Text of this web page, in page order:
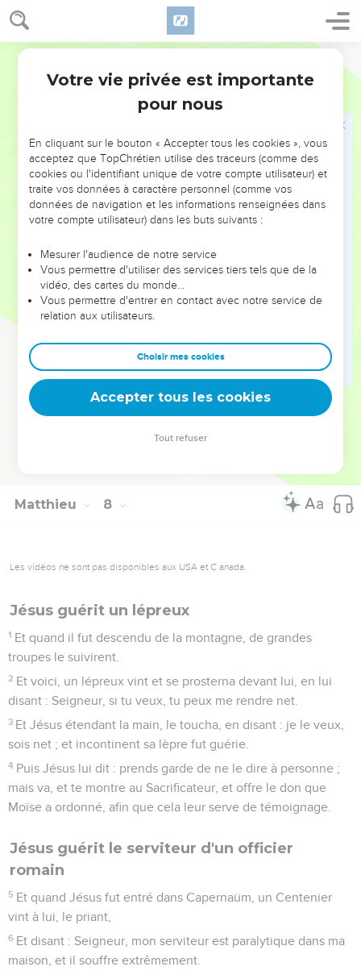
Matthieu 7
jamais reconnus ; retirez-vous de moi, vous qui vous
adonnez à l'iniquité.
Quiconque entend donc ces paroles que je dis, et les met
en pratique, je le comparerai à l'homme prudent qui a bâti sa
Et lorsque la pluie est tombée, et que les torrents sont
venus, et que les vents ont soufflé, et ont donné contre cette
maison, elle n'est point tombée, parce qu'elle était fondée
met point en pratique, sera semblable à l'homme insensé,
qui a bâti sa maison sur le sable ;
Et lorsque la pluie est tombée, et que les torrents sont
venus, et que les vents ont soufflé, et ont donné contre cette
L'autorité de Jésus
Or il arriva que quand Jésus eut achevé ce discours, les
Matthieu 8
Les vidéos ne sont pas disponibles aux USA et C anada.
Jésus guérit un lépreux
1 Et quand il fut descendu de la montagne, de grandes
troupes le suivirent.
2 Et voici, un lépreux vint et se prosterna devant lui, en lui
disant : Seigneur, si tu veux, tu peux me rendre net.
3 Et Jésus étendant la main, le toucha, en disant : je le veux,
sois net ; et incontinent sa lèpre fut guérie.
4 Puis Jésus lui dit : prends garde de ne le dire à personne ;
mais va, et te montre au Sacrificateur, et offre le don que
Moïse a ordonné, afin que cela leur serve de témoignage.
Jésus guérit le serviteur d'un officier
romain
5 Et quand Jésus fut entré dans Capernaüm, un Centenier
vint à lui, le priant,
6 Et disant : Seigneur, mon serviteur est paralytique dans ma
maison, et il souffre extrêmement.
Votre vie privée est importante
pour nous
En cliquant sur le bouton « Accepter tous les cookies », vous
acceptez que TopChrétien utilise des traceurs (comme des
cookies ou l'identifiant unique de votre compte utilisateur) et
traite vos données à caractère personnel (comme vos
données de navigation et les informations renseignées dans
votre compte utilisateur) dans les buts suivants :
Mesurer l'audience de notre service
Vous permettre d'utiliser des services tiers tels que de la
vidéo, des cartes du monde…
Vous permettre d'entrer en contact avec notre service de
relation aux utilisateurs.
Choisir mes cookies
Accepter tous les cookies
Tout refuser